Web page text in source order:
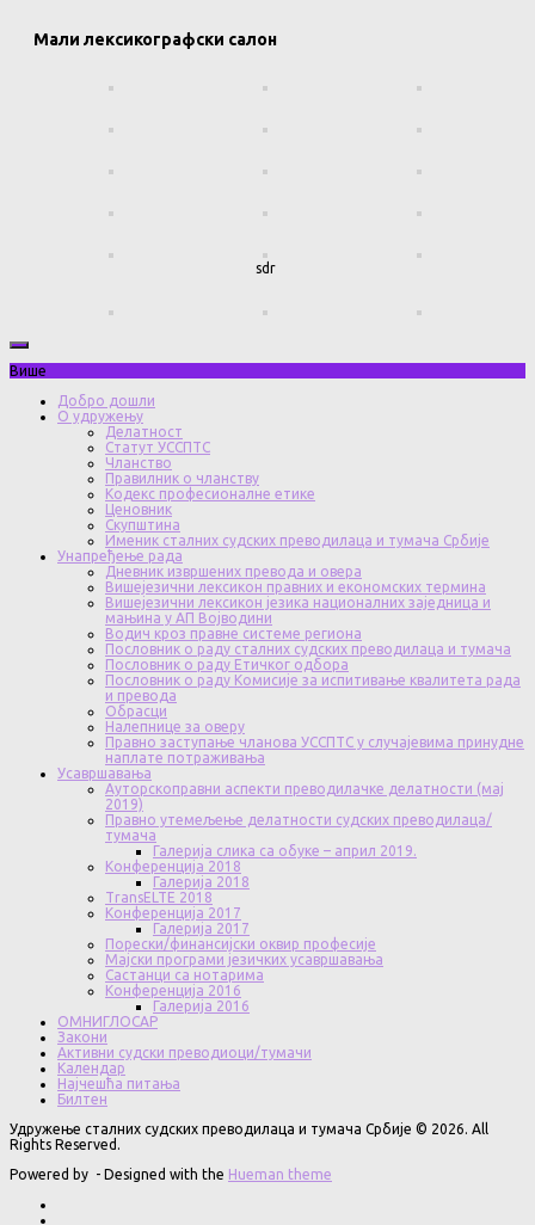
Мали лексикографски салон
sdr
Више
Добро дошли
О удружењу
Делатност
Статут УССПТС
Чланство
Правилник о чланству
Кодекс професионалне етике
Ценовник
Скупштина
Именик сталних судских преводилаца и тумача Србије
Унапређење рада
Дневник извршених превода и овера
Вишејезични лексикон правних и економских термина
Вишејезични лексикон језика националних заједница и
мањина у АП Војводини
Водич кроз правне системе региона
Пословник о раду сталних судских преводилаца и тумача
Пословник о раду Етичког одбора
Пословник о раду Комисије за испитивање квалитета рада
и превода
Обрасци
Налепнице за оверу
Правно заступање чланова УССПТС у случајевима принудне
наплате потраживања
Усавршавања
Ауторскоправни аспекти преводилачке делатности (мај
2019)
Правно утемељење делатности судских преводилаца/
тумача
Галерија слика са обуке – април 2019.
Конференција 2018
Галерија 2018
TransELTE 2018
Конференција 2017
Галерија 2017
Порески/финансијски оквир професије
Мајски програми језичких усавршавања
Састанци са нотарима
Конференција 2016
Галерија 2016
ОМНИГЛОСАР
Закони
Активни судски преводиоци/тумачи
Календар
Најчешћа питања
Билтен
Удружење сталних судских преводилаца и тумача Србије © 2026. All
Rights Reserved.
Powered by - Designed with the Hueman theme